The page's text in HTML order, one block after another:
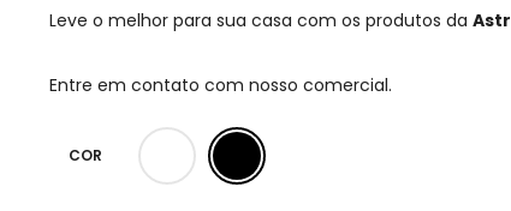
Leve o melhor para sua casa com os produtos da
Entre em contato com nosso comercial.
COR